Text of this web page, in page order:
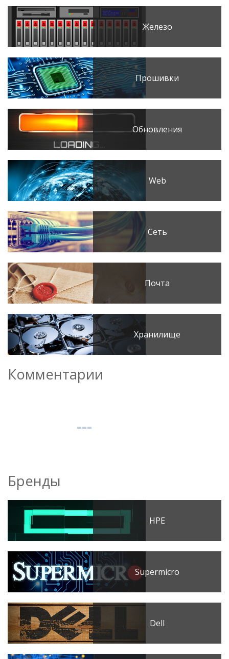
Железо
Прошивки
Обновления
Web
Сеть
Почта
Хранилище
Комментарии
Бренды
HPE
Supermicro
Dell